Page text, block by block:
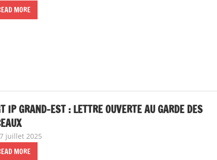
MORE
IP GRAND-EST : LETTRE OUVERTE AU GARDE DES
7 juillet 2025
MORE